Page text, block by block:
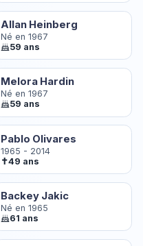
Allan Heinberg
Né en 1967
59 ans
Melora Hardin
Né en 1967
59 ans
Pablo Olivares
1965 - 2014
✝49 ans
Backey Jakic
Né en 1965
61 ans